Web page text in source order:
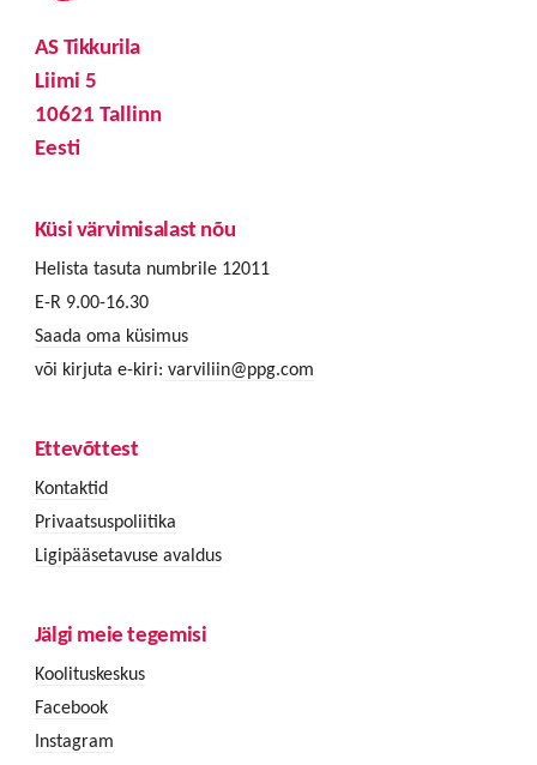
AS Tikkurila
Liimi 5
10621 Tallinn
Eesti
Küsi värvimisalast nõu
Helista tasuta numbrile 12011
E-R 9.00-16.30
Saada oma küsimus
või kirjuta e-kiri: varviliin@ppg.com
Ettevõttest
Kontaktid
Privaatsuspoliitika
Ligipääsetavuse avaldus
Jälgi meie tegemisi
Koolituskeskus
Facebook
Instagram